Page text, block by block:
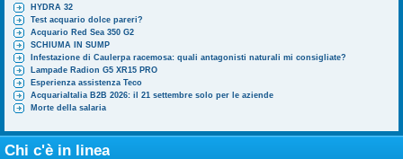
HYDRA 32
Test acquario dolce pareri?
Acquario Red Sea 350 G2
SCHIUMA IN SUMP
Infestazione di Caulerpa racemosa: quali antagonisti naturali mi consigliate?
Lampade Radion G5 XR15 PRO
Esperienza assistenza Teco
AcquariaItalia B2B 2026: il 21 settembre solo per le aziende
Morte della salaria
Chi c'è in linea